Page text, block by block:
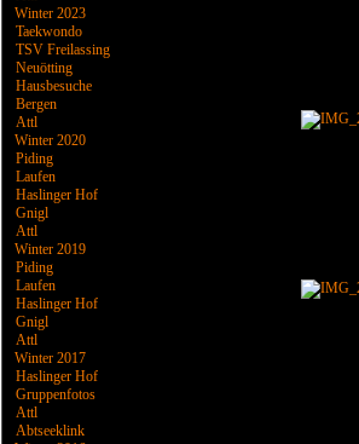
Winter 2023
Taekwondo
TSV Freilassing
Neuötting
Hausbesuche
Bergen
Attl
Winter 2020
Piding
Laufen
Haslinger Hof
Gnigl
Attl
Winter 2019
Piding
Laufen
Haslinger Hof
Gnigl
Attl
Winter 2017
Haslinger Hof
Gruppenfotos
Attl
Abtseeklink